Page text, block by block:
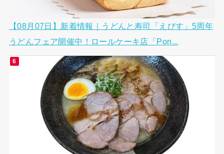
【08月07日】新着情報｜うどんと寿司「えびす」5周年
うどんフェア開催中！ロールケーキ店「Pon...